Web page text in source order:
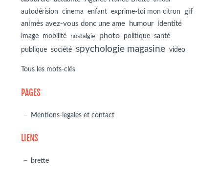
autodérision cinema enfant exprime-toi mon citron
gif
animés avez-vous donc une ame
humour identité
image mobilité nostalgie photo politique
santé
publique
société spychologie magasine video
Tous les mots-clés
PAGES
Mentions-legales et contact
LIENS
brette